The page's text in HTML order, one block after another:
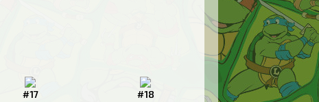
#17 #18